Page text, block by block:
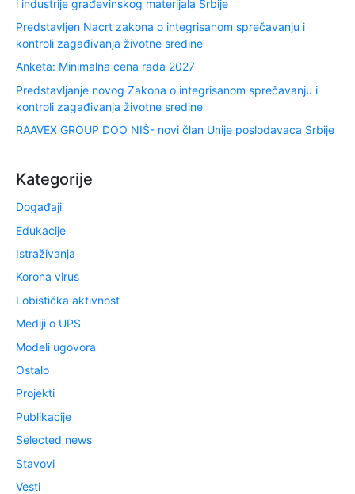
i industrije građevinskog materijala Srbije
Predstavljen Nacrt zakona o integrisanom sprečavanju i
kontroli zagađivanja životne sredine
Anketa: Minimalna cena rada 2027
Predstavljanje novog Zakona o integrisanom sprečavanju i
kontroli zagađivanja životne sredine
RAAVEX GROUP DOO NIŠ- novi član Unije poslodavaca Srbije
Kategorije
Događaji
Edukacije
Istraživanja
Korona virus
Lobistička aktivnost
Mediji o UPS
Modeli ugovora
Ostalo
Projekti
Publikacije
Selected news
Stavovi
Vesti